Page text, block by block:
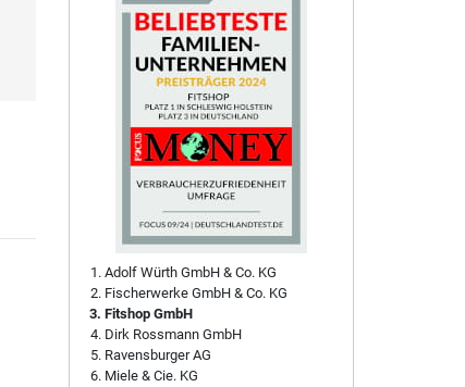
Adolf Würth GmbH & Co. KG
Fischerwerke GmbH & Co. KG
Fitshop GmbH
Dirk Rossmann GmbH
Ravensburger AG
Miele & Cie. KG